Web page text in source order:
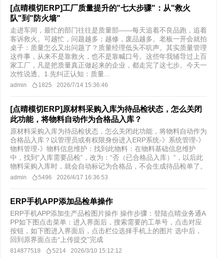
[点晴模切ERP]工厂质量提升的"七大步骤"：从"救火
队"到"防火墙"
走进车间，最忙的部门往往是质量部——每天追着不良品跑，追着
客诉救火。可越忙，问题越多；越修，废品越多。老板一开会就拍
桌子：质量怎么又出问题了？质量经理低头不吭声。其实质量管理
这件事，从来不是靠救火，也不是靠喊口号。这些年我辅导过上百
家工厂，凡是把质量真正做起来的企业，都走完了这七步。今天一
次性说透。1.先纠正认知：质量...
admin 1825 2026/7/14 15:36:46
[点晴模切ERP]原材料采购入库为待品检状态，怎么关闭
此功能，将物料自动作为合格品入库？
原材料采购入库为待品检状态，怎么关闭此功能，将物料自动作为
合格品入库？以管理员或有权限身份进入ERP系统-》系统管理-》
物料管理-》物料信息维护：找到此物料：在物料基础信息维护
中，找到“入库需要品检”，改为：“否（已合格品入库）”，以后此
物料采购入库时，就会自动标记为合格品，不会生成待品检单了。
admin 5496 2026/4/17 16:36:53
ERP手机APP添加品检单操作
ERP手机APP添加生产品检图片操作 操作步骤：登陆点晴业务通A
PP如下图点击菜单：进入界面后，搜索需要的工单号，点击对应
按钮，如下图进入界面后，点击栏位选择手机上的图片 选中后，
回到原界面点击“上传提交”完成
814877518 5214 2026/3/10 15:12:12